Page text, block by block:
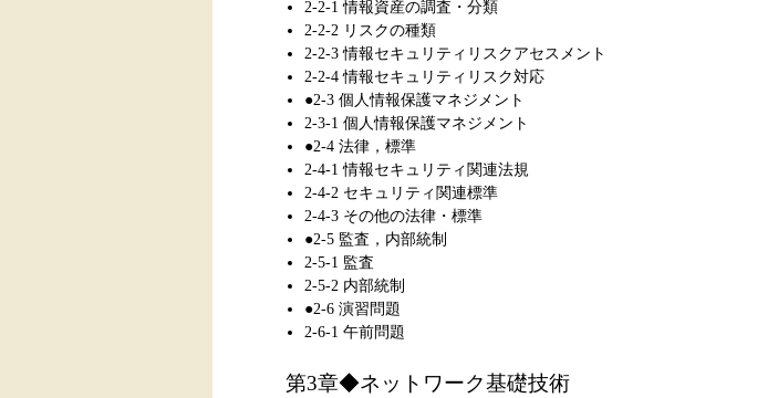
2-2-1 情報資産の調査・分類
2-2-2 リスクの種類
2-2-3 情報セキュリティリスクアセスメント
2-2-4 情報セキュリティリスク対応
●2-3 個人情報保護マネジメント
2-3-1 個人情報保護マネジメント
●2-4 法律，標準
2-4-1 情報セキュリティ関連法規
2-4-2 セキュリティ関連標準
2-4-3 その他の法律・標準
●2-5 監査，内部統制
2-5-1 監査
2-5-2 内部統制
●2-6 演習問題
2-6-1 午前問題
第3章◆ネットワーク基礎技術